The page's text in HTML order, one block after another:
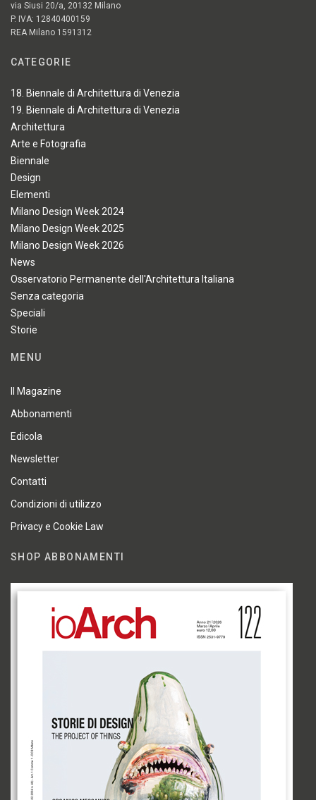
via Siusi 20/a, 20132 Milano
P. IVA: 12840400159
REA Milano 1591312
CATEGORIE
18. Biennale di Architettura di Venezia
19. Biennale di Architettura di Venezia
Architettura
Arte e Fotografia
Biennale
Design
Elementi
Milano Design Week 2024
Milano Design Week 2025
Milano Design Week 2026
News
Osservatorio Permanente dell'Architettura Italiana
Senza categoria
Speciali
Storie
MENU
Il Magazine
Abbonamenti
Edicola
Newsletter
Contatti
Condizioni di utilizzo
Privacy e Cookie Law
SHOP ABBONAMENTI